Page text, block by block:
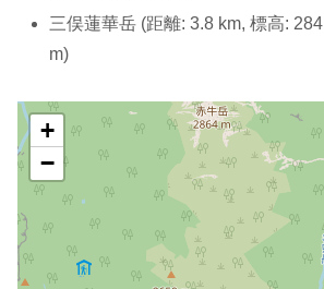
三俣蓮華岳 (距離: 3.8 km, 標高:
m)
+
−